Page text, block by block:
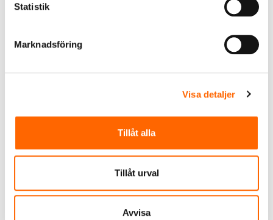
Statistik
Marknadsföring
Visa detaljer
Tillåt alla
Tillåt urval
Avvisa
Den främsta marknadsföringskanalen är vår
produkter exponeras till marknadens aktörer,
fullproppad med teknisk information och med väl
att både lämna och hämta data så att kunderna
till tillverkarens egna produktsidor hänvisar vi
också till djupare information hos tillverkaren
själv. Styrkan ligger i att samla alla produkter på
ett ställe där informationen är strukturerad på
samma sätt för att göra det enkelt att hitta rätt
produkt – RSK-databasen är hela branschens